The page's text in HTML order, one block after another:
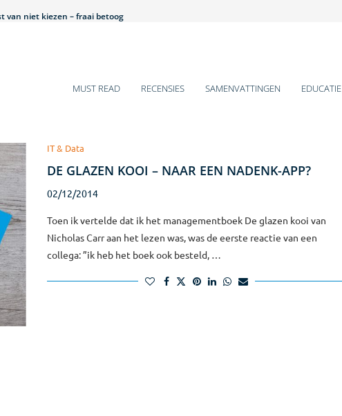
van niet kiezen – fraai betoog
MUST READ RECENSIES SAMENVATTINGEN EDUCATIE
IT & Data
DE GLAZEN KOOI – NAAR EEN NADENK-APP?
02/12/2014
Toen ik vertelde dat ik het managementboek De glazen kooi van
Nicholas Carr aan het lezen was, was de eerste reactie van een
collega: ”ik heb het boek ook besteld, …